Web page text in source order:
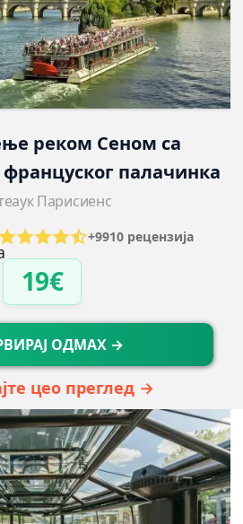
реком Сеном са
француског палачинка
Парисиенс
+9910 рецензија
19€
ОДМАХ →
цео преглед →